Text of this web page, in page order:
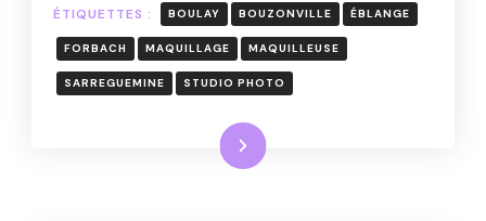
ÉTIQUETTES : BOULAY BOUZONVILLE ÉBLANGE
FORBACH MAQUILLAGE MAQUILLEUSE
SARREGUEMINE STUDIO PHOTO
Lire la suite